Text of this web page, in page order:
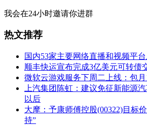
我会在24小时邀请你进群
热文推荐
国内53家主要网络直播和视频平
顺丰快运宣布完成3亿美元可转债
微软云游戏服务下周二上线：包
上汽集团陈虹：建议免征新能源
以后
大摩：予康师傅控股(00322)目标
持”